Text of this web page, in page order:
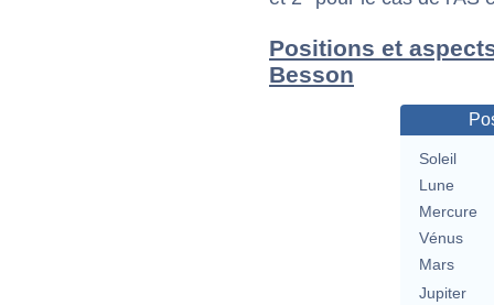
Positions et
Besson
Soleil
Lune
Mercure
Vénus
Mars
Jupiter